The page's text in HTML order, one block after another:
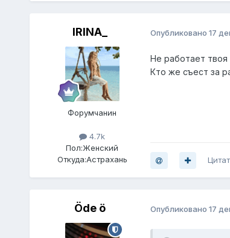
IRINA_
Форумчанин
4.7k
Пол:Женский
Откуда:Астрахань
Опубликовано 17
Не работает твоя
Кто же съест за
Öde ö Опубликовано 17